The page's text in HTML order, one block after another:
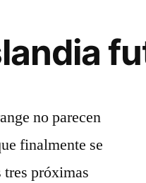
no parecen
finalmente se
tres próximas